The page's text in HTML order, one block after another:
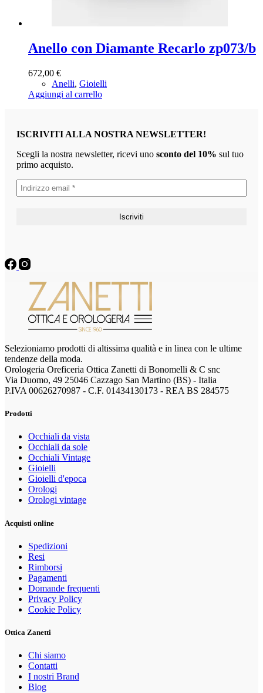
Anello con Diamante Recarlo zp073/b
672,00 €
Anelli, Gioielli
Aggiungi al carrello
ISCRIVITI ALLA NOSTRA NEWSLETTER!
Scegli la nostra newsletter, ricevi uno sconto del 10% sul tuo
primo acquisto.
Selezioniamo prodotti di altissima qualità e in linea con le ultime
tendenze della moda.
Orologeria Oreficeria Ottica Zanetti di Bonomelli & C snc
Via Duomo, 49 25046 Cazzago San Martino (BS) - Italia
P.IVA 00626270987 - C.F. 01434130173 - REA BS 284575
Prodotti
Occhiali da vista
Occhiali da sole
Occhiali Vintage
Gioielli
Gioielli d'epoca
Orologi
Orologi vintage
Acquisti online
Spedizioni
Resi
Rimborsi
Pagamenti
Domande frequenti
Privacy Policy
Cookie Policy
Ottica Zanetti
Chi siamo
Contatti
I nostri Brand
Blog